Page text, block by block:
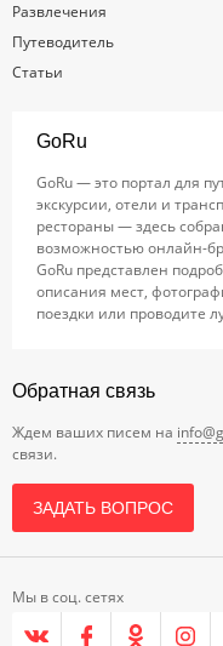
Развлечения
Путеводитель
Статьи
GoRu
GoRu — это портал для
экскурсии, отели и
рестораны — здесь
возможностью онлайн-
GoRu представлен
описания мест,
поездки или проводите
Обратная связь
Ждем ваших писем на
связи.
ЗАДАТЬ ВОПРОС
Мы в соц. сетях